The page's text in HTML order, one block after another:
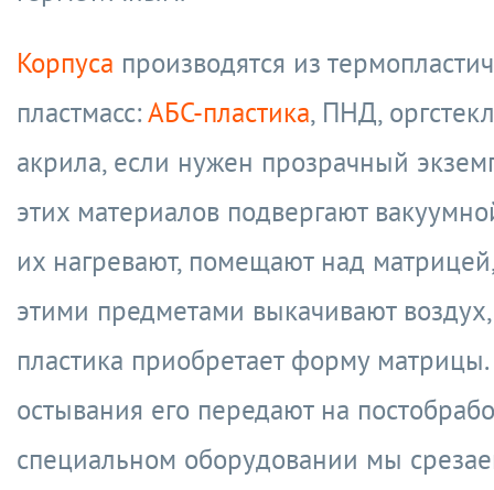
Корпуса производятся из
пластмасс:АБС-пластика, ПНД,
акрила, если нужен прозрачный
этих материалов подвергают
их нагревают, помещают над
этими предметами выкачивают воздух,
пластика приобретает форму
остывания его передают на
специальном оборудовании мы